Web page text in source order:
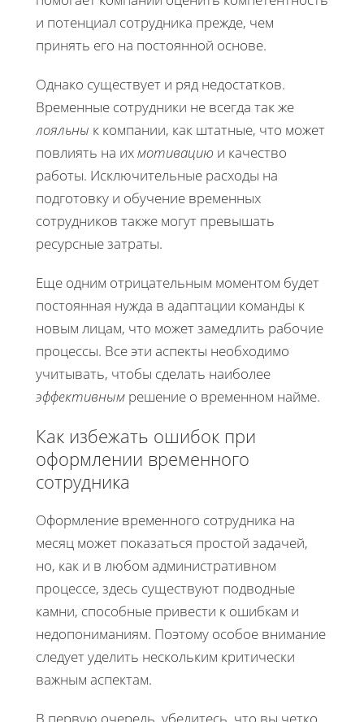
и потенциал сотрудника прежде, чем
принять его на постоянной основе.
Однако существует и ряд недостатков.
Временные сотрудники не всегда так же
лояльны к компании, как штатные, что может
повлиять на ихмотивацию и качество
работы. Исключительные расходы на
подготовку и обучение временных
сотрудников также могут превышать
ресурсные затраты.
Еще одним отрицательным моментом будет
постоянная нужда в адаптации команды к
новым лицам, что может замедлить рабочие
процессы. Все эти аспекты необходимо
учитывать, чтобы сделать наиболее
эффективным решение о временном найме.
Как избежать ошибок при
оформлении временного
сотрудника
Оформление временного сотрудника на
месяц может показаться простой задачей,
но, как и в любом административном
процессе, здесь существуют подводные
камни, способные привести к ошибкам и
недопониманиям. Поэтому особое внимание
следует уделить нескольким критически
важным аспектам.